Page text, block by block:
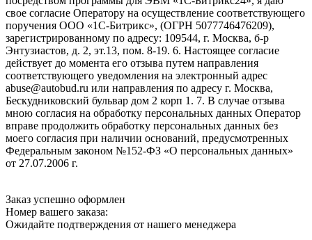
свое согласие Оператору на осуществление соответствующего
поручения ООО «1С-Битрикс», (ОГРН 5077746476209),
зарегистрированному по адресу: 109544, г. Москва, б-р
Энтузиастов, д. 2, эт.13, пом. 8-19. 6. Настоящее согласие
действует до момента его отзыва путем направления
соответствующего уведомления на электронный адрес
abuse@autobud.ru или направления по адресу г. Москва,
Бескудниковский бульвар дом 2 корп 1. 7. В случае отзыва
мною согласия на обработку персональных данных Оператор
вправе продолжить обработку персональных данных без
моего согласия при наличии оснований, предусмотренных
Федеральным законом №152-ФЗ «О персональных данных»
от 27.07.2006 г.
Заказ успешно оформлен
Номер вашего заказа:
Ожидайте подтверждения от нашего менеджера